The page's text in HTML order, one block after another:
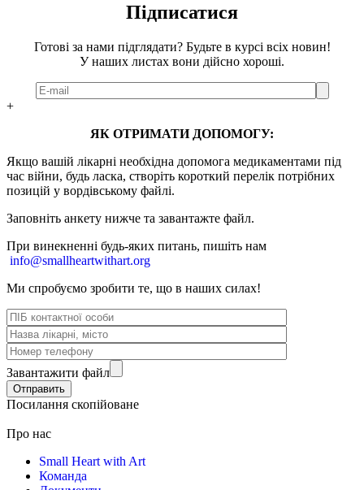
Підписатися
Готові за нами підглядати? Будьте в курсі всіх новин!
У наших листах вони дійсно хороші.
+
ЯК ОТРИМАТИ ДОПОМОГУ:
Якщо вашій лікарні необхідна допомога медикаментами під
час війни, будь ласка, створіть короткий перелік потрібних
позицій у вордівському файлі.
Заповніть анкету нижче та завантажте файл.
При винекненні будь-яких питань, пишіть нам
info@smallheartwithart.org
Ми спробуємо зробити те, що в наших силах!
Завантажити файл
Посилання скопійоване
Про нас
Small Heart with Art
Команда